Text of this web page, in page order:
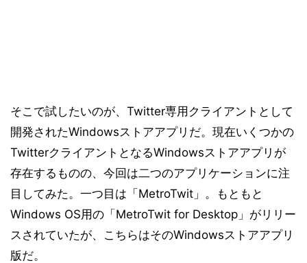
そこで試したいのが、Twitter専用クライアントとして
開発されたWindowsストアアプリだ。現在いくつかの
TwitterクライアントとなるWindowsストアアプリが
存在するものの、今回は二つのアプリケーションに注
目してみた。一つ目は「MetroTwit」。もともと
Windows OS用の「MetroTwit for Desktop」がリリー
スされていたが、こちらはそのWindowsストアアプリ
版だ。